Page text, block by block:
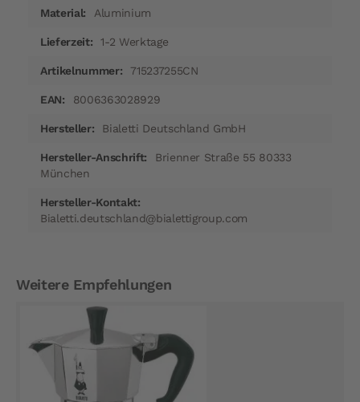
Aluminium
1-2 Werktage
715237255CN
8006363028929
Bialetti Deutschland GmbH
Brienner Straße 55 80333
München
Bialetti.deutschland@bialettigroup.com
Weitere Empfehlungen